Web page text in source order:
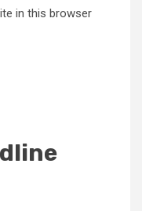
in this browser